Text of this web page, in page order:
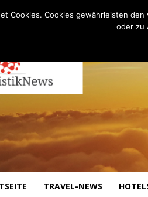
TRAVEL-NEWS
Cookies. Cookies gewährleisten
oder zu